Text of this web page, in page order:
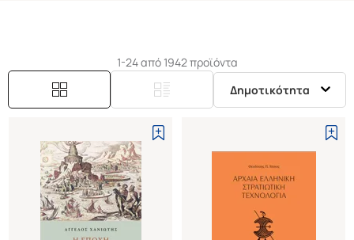
1-24 από 1942 προϊόντα
Δημοτικότητα